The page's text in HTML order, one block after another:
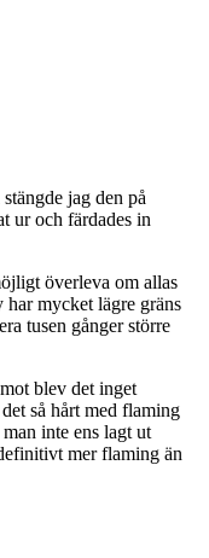
jag den på
ur och färdades in
överleva om allas
har mycket lägre gräns
tusen gånger större
blev det inget
så hårt med flaming
inte ens lagt ut
mer flaming än